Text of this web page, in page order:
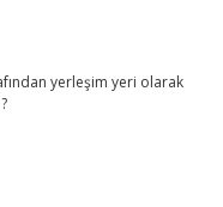
yerleşim yeri olarak